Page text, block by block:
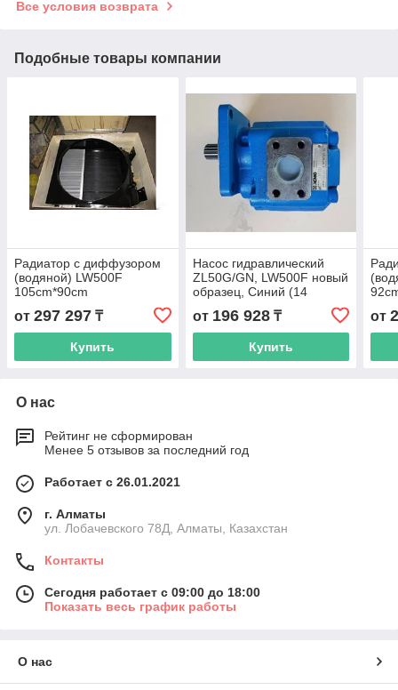
Все условия возврата
Подобные товары компании
Радиатор с диффузором
(водяной) LW500F
105cm*90cm
от 297 297 ₸
Купить
Насос гидравлический
ZL50G/GN, LW500F новый
образец, Синий (14
шлицов, сдвоенный)
803045370/P7260-80/10,
11514
от 196 928₸
Купить
от
О нас
Рейтинг не сформирован
Менее 5 отзывов за последний год
Работает с 26.01.2021
г. Алматы
ул. Лобачевского 78Д, Алматы, Казахстан
Контакты
Сегодня работает с 09:00 до 18:00
Показать весь график работы
О нас